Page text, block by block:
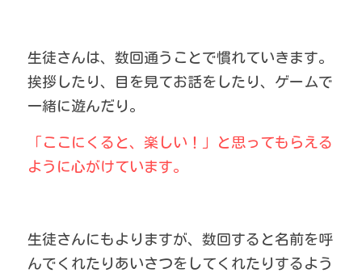
生徒さんは、数回通うことで慣れていきます。
挨拶したり、目を見てお話をしたり、ゲームで
一緒に遊んだり。
「ここにくると、楽しい！」と思ってもらえる
ように心がけています。
生徒さんにもよりますが、数回すると名前を呼
んでくれたりあいさつをしてくれたりするよう